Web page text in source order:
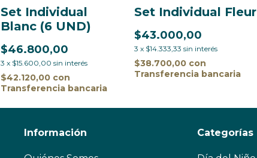
Set Individual
Blanc (6 UND)
$46.800,00
3 x $15.600,00 sin interés
$42.120,00 con
Transferencia bancaria
Set Individual Fleur
$43.000,00
3 x $14.333,33 sin interés
$38.700,00 con
Transferencia bancaria
Información Categorías